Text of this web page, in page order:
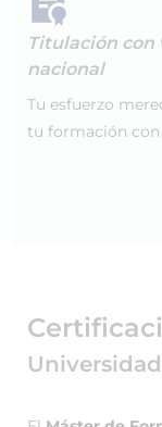
Titulación
nacional
Tu esfuerzo
tu formación